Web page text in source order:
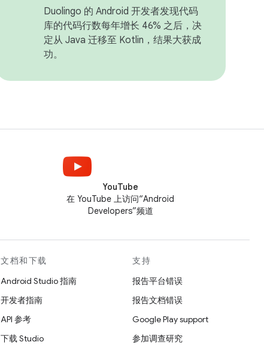
Duolingo 的 Android 开发者发现代码
库的代码行数每年增长 46% 之后，决
定从 Java 迁移至 Kotlin，结果大获成
功。
YouTube
在 YouTube 上访问“Android
Developers”频道
文档和下载
Android Studio 指南
开发者指南
API 参考
下载 Studio
支持
报告平台错误
报告文档错误
Google Play support
参加调查研究